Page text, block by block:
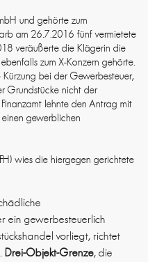
und gehörte zum
am 26.7.2016 fünf vermietete
veräußerte die Klägerin die
zum X-Konzern gehörte.
bei der Gewerbesteuer,
Grundstücke nicht der
lehnte den Antrag mit
gewerblichen
wies die hiergegen gerichtete
ein gewerbesteuerlich
vorliegt, richtet
Drei-Objekt-Grenze, die